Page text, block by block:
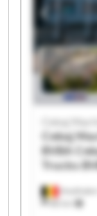
Machinery &
BVBA Cekaj
Machinery
BVBA
88 km
Cekaj
Cekaj
BVBA
Trucks